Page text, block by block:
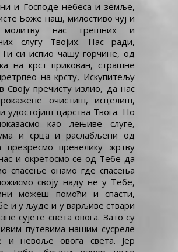
и Господе небеса и земље,
Боже наш, милостиво чуј и
молитву нас грешних и
слугу Твојих. Нас ради,
си испио чашу горчине, од
на крст прикован, страшне
на крсту, Искупитељу
Своју пречисту излио, да нас
очистиш, исцелиш,
удостојиш царства Твога. Но
као лењиве слуге,
и срца и раслабљени од
презресмо превелику жртву
и окретосмо се од Тебе да
спасење онамо где спасења
своју наду не у Тебе,
можеш помоћи и спасти,
и у људе и у варљиве ствари
сујете света овога. Зато су
путевима нашим сусреле
и невоље овога света. Јер